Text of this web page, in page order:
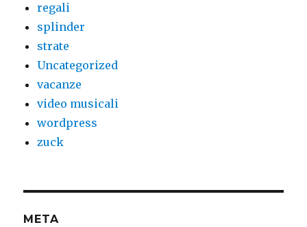
regali
splinder
strate
Uncategorized
vacanze
video musicali
wordpress
zuck
META